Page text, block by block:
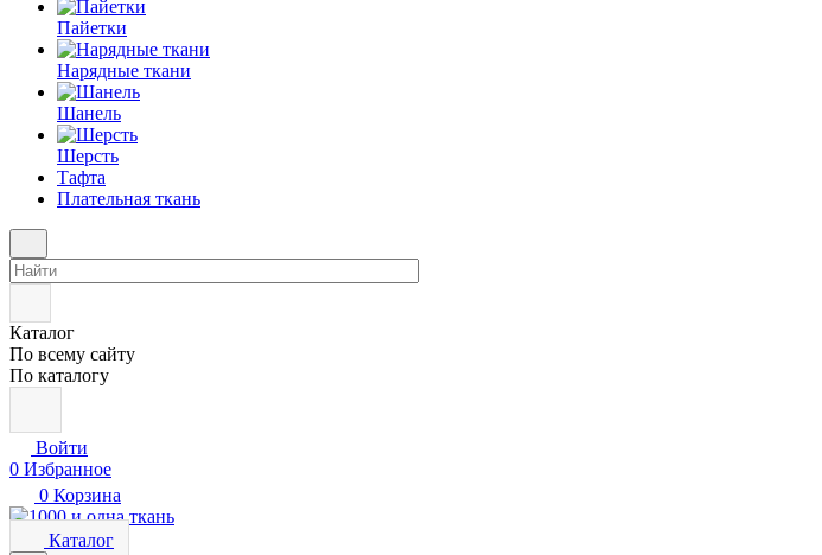
Пайетки
Нарядные ткани
Шанель
Шерсть
Тафта
Плательная ткань
Каталог
По всему сайту
По каталогу
Войти
0 Избранное
0 Корзина
Каталог